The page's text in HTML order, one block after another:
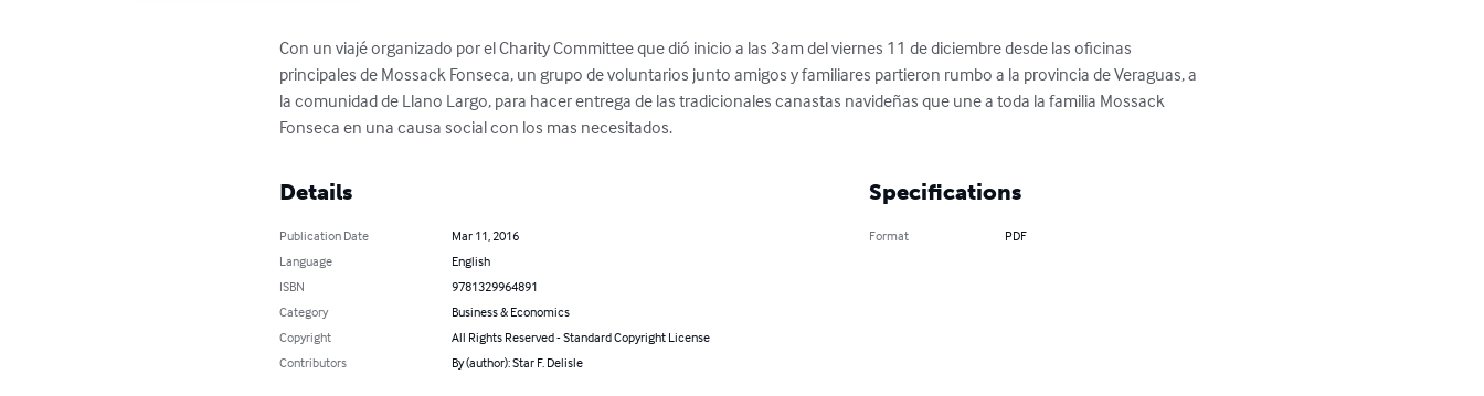
Con un viajé organizado por el Charity Committee que dió inicio a las 3am del viernes 11 de diciembre desde las oficinas
principales de Mossack Fonseca, un grupo de voluntarios junto amigos y familiares partieron rumbo a la provincia de Veraguas, a
la comunidad de Llano Largo, para hacer entrega de las tradicionales canastas navideñas que une a toda la familia Mossack
Fonseca en una causa social con los mas necesitados.
Details
Publication Date
Mar 11, 2016
Language
English
ISBN
9781329964891
Category
Business & Economics
Copyright
All Rights Reserved - Standard Copyright License
Contributors
By (author): Star F. Delisle
Specifications
Format PDF